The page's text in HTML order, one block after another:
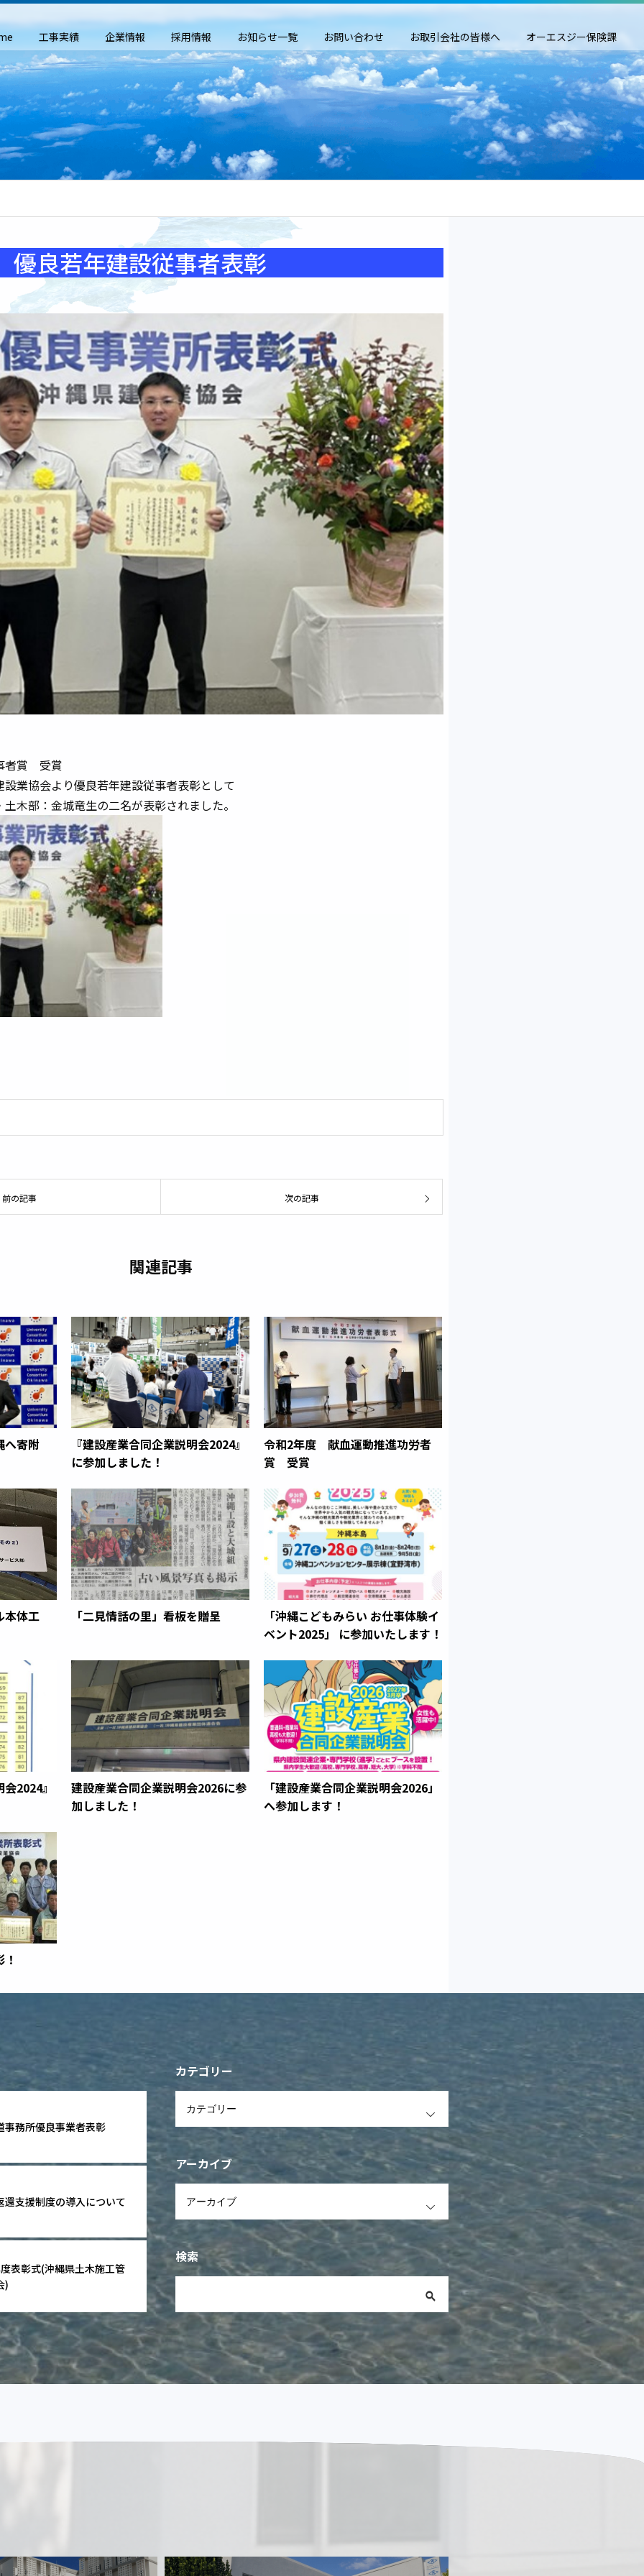
工事実績 企業情報 採用情報 お知らせ一覧 お問い合わせ お取引会社の皆様へ オーエスジー保険課
良若年建設従事者表彰
賞 受賞
業協会より優良若年建設従事者表彰として
木部：金城竜生の二名が表彰されました。
前の記事 次の記事
関連記事
へ寄附
『建設産業合同企業説明会2024』
に参加しました！
令和2年度 献血運動推進功労者
賞 受賞
本体工 「二見情話の里」看板を贈呈
「沖縄こどもみらい お仕事体験イ
ベント2025」 に参加いたします！
2024』
建設産業合同企業説明会2026に参
加しました！
「建設産業合同企業説明会2026」
へ参加します！
事務所優良事業者表彰
還支援制度の導入について
表彰式(沖縄県土木施工管
)
カテゴリー
アーカイブ
検索